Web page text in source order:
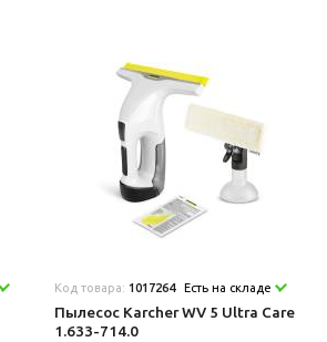
Код товара: 1017264 Есть на складе
Пылесос Karcher WV 5 Ultra Care
1.633-714.0